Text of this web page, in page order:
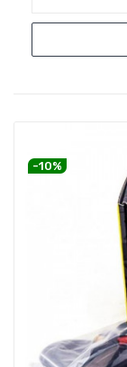
-10%